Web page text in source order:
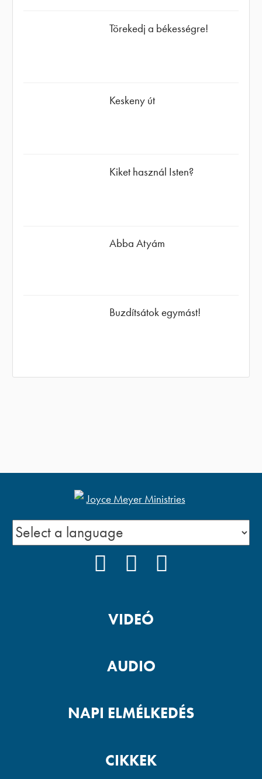
Törekedj a békességre!
Keskeny út
Kiket használ Isten?
Abba Atyám
Buzdítsátok egymást!
VIDEÓ
AUDIO
NAPI ELMÉLKEDÉS
CIKKEK